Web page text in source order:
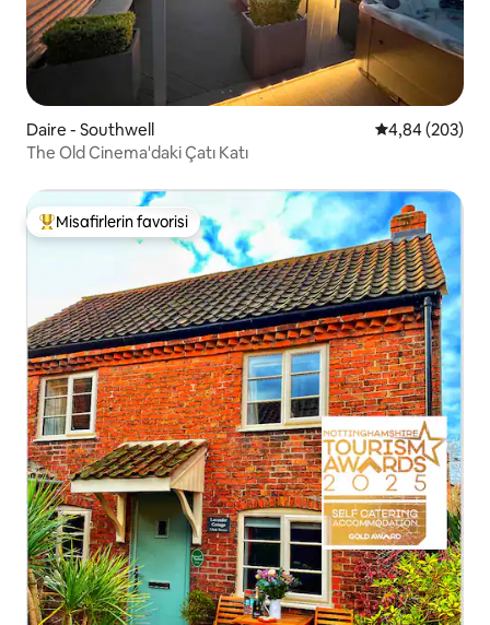
Daire - Southwell 5 üzerinden
4,84 (203)
The Old Cinema'daki Çatı Katı
Misafirlerin favorilerinden en beğenilenler arasında
Misafirlerin favorisi